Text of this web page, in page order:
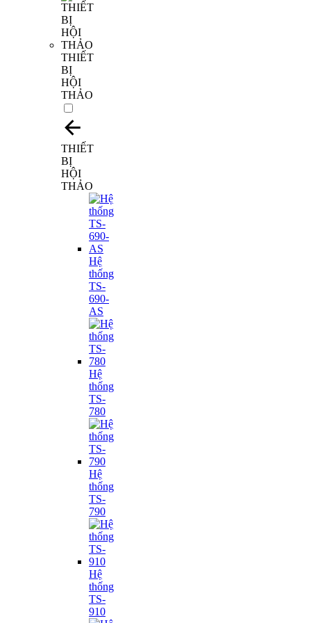
THIẾT
BỊ
HỘI
THẢO
THIẾT
BỊ
HỘI
THẢO
Hệ
thống
TS-
690-
AS
Hệ
thống
TS-
780
Hệ
thống
TS-
790
Hệ
thống
TS-
910